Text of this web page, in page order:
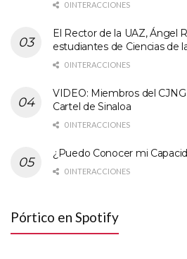
0 INTERACCIONES
El Rector de la UAZ, Ángel
estudiantes de Ciencias de
0 INTERACCIONES
VIDEO: Miembros del
Cartel de Sinaloa
0 INTERACCIONES
¿Puedo Conocer mi
0 INTERACCIONES
Pórtico en Spotify